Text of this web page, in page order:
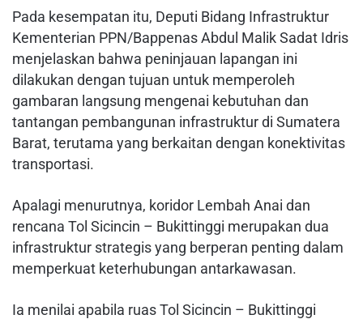
Pada kesempatan itu, Deputi Bidang Infrastruktur
Kementerian PPN/Bappenas Abdul Malik Sadat Idris
menjelaskan bahwa peninjauan lapangan ini
dilakukan dengan tujuan untuk memperoleh
gambaran langsung mengenai kebutuhan dan
tantangan pembangunan infrastruktur di Sumatera
Barat, terutama yang berkaitan dengan konektivitas
transportasi.
Apalagi menurutnya, koridor Lembah Anai dan
rencana Tol Sicincin – Bukittinggi merupakan dua
infrastruktur strategis yang berperan penting dalam
memperkuat keterhubungan antarkawasan.
Ia menilai apabila ruas Tol Sicincin – Bukittinggi